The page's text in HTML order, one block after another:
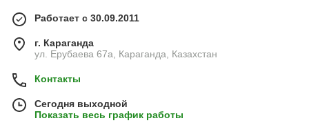
Работает с 30.09.2011
г. Караганда
ул. Ерубаева 67а, Караганда, Казахстан
Контакты
Сегодня выходной
Показать весь график работы